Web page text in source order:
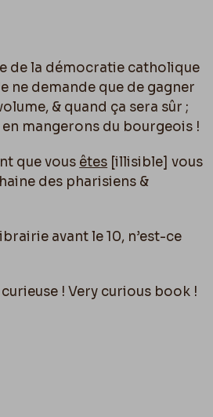
de la démocratie catholique
ne demande que de gagner
& quand ça sera sûr ;
mangerons du bourgeois !
que vous êtes [illisible] vous
des pharisiens &
avant le 10, n’est-ce
! Very curious book !